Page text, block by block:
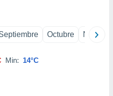
Octubre
Min: 14°C